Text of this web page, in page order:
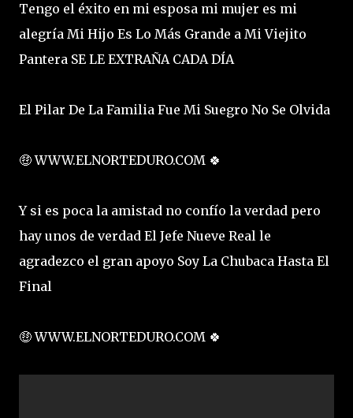
Tengo el éxito en mi esposa mi mujer es mi
alegría Mi Hijo Es Lo Más Grande a Mi Viejito
Pantera SE LE EXTRAÑA CADA DÍA
El Pilar De La Familia Fue Mi Suegro No Se Olvida
🤑 WWW.ELNORTEDURO.COM 🍀
Y si es poca la amistad no confío la verdad pero
hay unos de verdad El Jefe Nueve Real le
agradezco el gran apoyo Soy La Chubaca Hasta El
Final
🤑 WWW.ELNORTEDURO.COM 🍀